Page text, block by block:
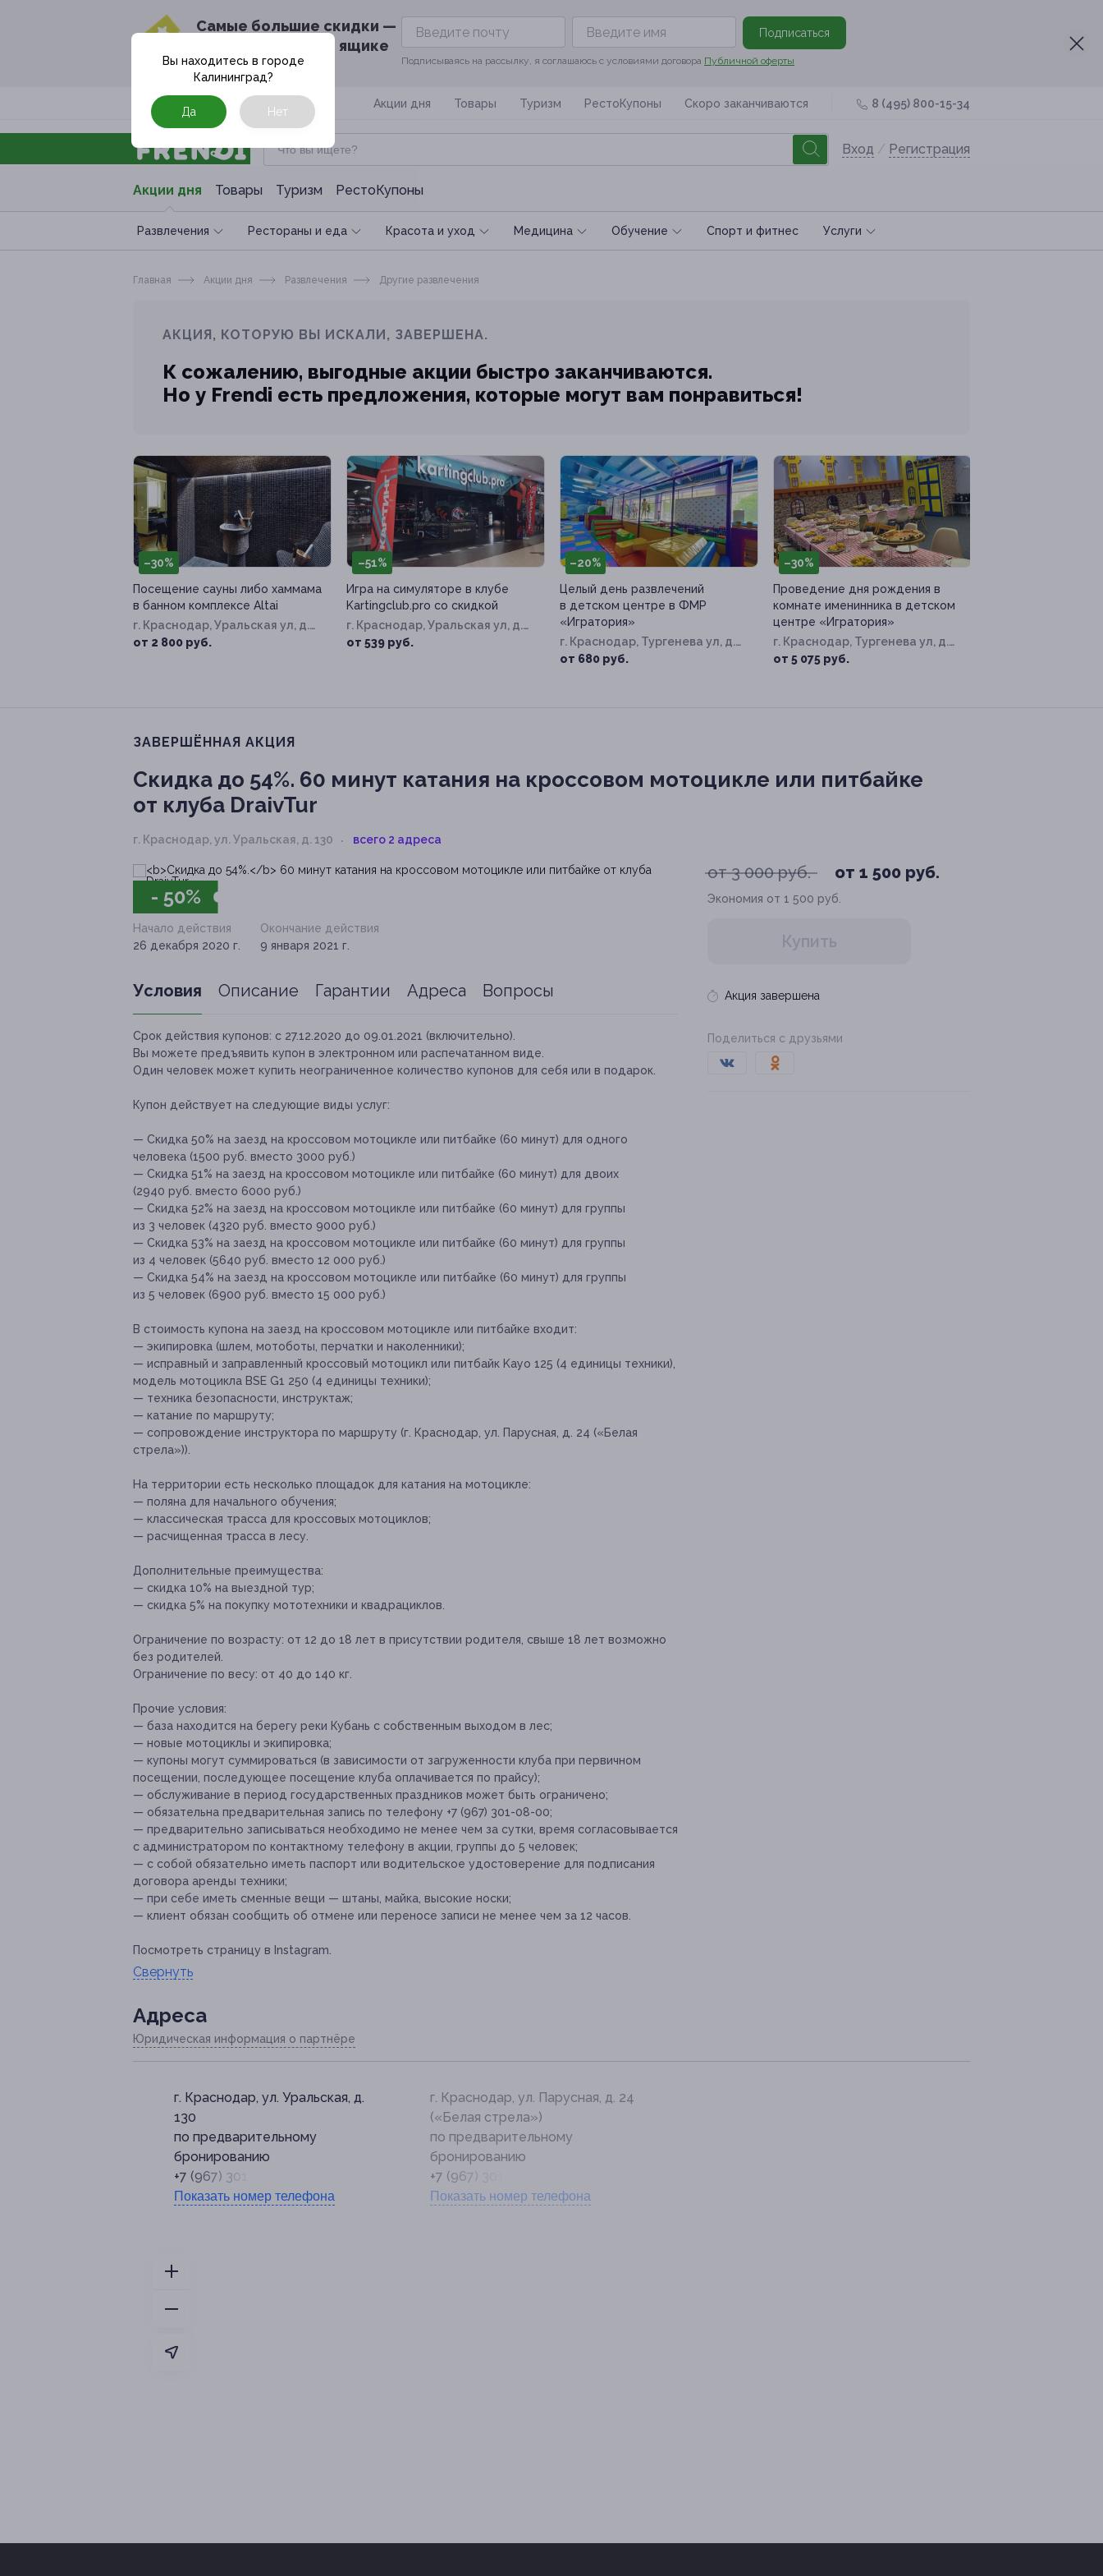
Cамые большие скидки —
в твоём почтовом ящике
Подписаться
Подписываясь на рассылку, я соглашаюсь с условиями договора Публичной оферты
Москва Акции дня Товары Туризм РестоКупоны Скоро заканчиваются 8 (495) 800-15-34
Вход / Регистрация
Акции дня Товары Туризм РестоКупоны
Развлечения Рестораны и еда Красота и уход Медицина Обучение Спoрт и фитнес Услуги
Вы находитесь в городе
Калининград?
Да Нет
Главная Акции дня Развлечения Другие развлечения
АКЦИЯ, КОТОРУЮ ВЫ ИСКАЛИ, ЗАВЕРШЕНА.
К сожалению, выгодные акции быстро заканчиваются.
Но у Frendi есть предложения, которые могут вам понравиться!
–30%
Посещение сауны либо хаммама
в банном комплексе Altai
г. Краснодар, Уральская ул, д.
68
от 2 800 руб.
–51%
Игра на симуляторе в клубе
Kartingclub.pro со скидкой
г. Краснодар, Уральская ул, д.
98/11
от 539 руб.
–20%
Целый день развлечений
в детском центре в ФМР
«Игратория»
г. Краснодар, Тургенева ул, д.
149
от 680 руб.
–30%
Проведение дня рождения в
комнате именинника в детском
центре «Игратория»
г. Краснодар, Тургенева ул, д.
149
от 5 075 руб.
ЗАВЕРШЁННАЯ АКЦИЯ
Скидка до 54%. 60 минут катания на кроссовом мотоцикле или питбайке
от клуба DraivTur
г. Краснодар, ул. Уральская, д. 130 всего 2 адреса
- 50%
от 3 000 руб. от 1 500 руб.
Экономия от 1 500 руб.
Купить
Акция завершена
Поделиться с друзьями
Начало действия
26 декабря 2020 г.
Окончание действия
9 января 2021 г.
Условия Описание Гарантии Адреса Вопросы
Срок действия купонов: с 27.12.2020 до 09.01.2021 (включительно).
Вы можете предъявить купон в электронном или распечатанном виде.
Один человек может купить неограниченное количество купонов для себя или в подарок.
Купон действует на следующие виды услуг:
— Скидка 50% на заезд на кроссовом мотоцикле или питбайке (60 минут) для одного
человека (1500 руб. вместо 3000 руб.)
— Скидка 51% на заезд на кроссовом мотоцикле или питбайке (60 минут) для двоих
(2940 руб. вместо 6000 руб.)
— Скидка 52% на заезд на кроссовом мотоцикле или питбайке (60 минут) для группы
из 3 человек (4320 руб. вместо 9000 руб.)
— Скидка 53% на заезд на кроссовом мотоцикле или питбайке (60 минут) для группы
из 4 человек (5640 руб. вместо 12 000 руб.)
— Скидка 54% на заезд на кроссовом мотоцикле или питбайке (60 минут) для группы
из 5 человек (6900 руб. вместо 15 000 руб.)
В стоимость купона на заезд на кроссовом мотоцикле или питбайке входит:
— экипировка (шлем, мотоботы, перчатки и наколенники);
— исправный и заправленный кроссовый мотоцикл или питбайк Kayo 125 (4 единицы техники),
модель мотоцикла BSE G1 250 (4 единицы техники);
— техника безопасности, инструктаж;
— катание по маршруту;
— сопровождение инструктора по маршруту (г. Краснодар, ул. Парусная, д. 24 («Белая
стрела»)).
На территории есть несколько площадок для катания на мотоцикле:
— поляна для начального обучения;
— классическая трасса для кроссовых мотоциклов;
— расчищенная трасса в лесу.
Дополнительные преимущества:
— скидка 10% на выездной тур;
— скидка 5% на покупку мототехники и квадрациклов.
Ограничение по возрасту: от 12 до 18 лет в присутствии родителя, свыше 18 лет возможно
без родителей.
Ограничение по весу: от 40 до 140 кг.
Прочие условия:
— база находится на берегу реки Кубань с собственным выходом в лес;
— новые мотоциклы и экипировка;
— купоны могут суммироваться (в зависимости от загруженности клуба при первичном
посещении, последующее посещение клуба оплачивается по прайсу);
— обслуживание в период государственных праздников может быть ограничено;
— обязательна предварительная запись по телефону +7 (967) 301-08-00;
— предварительно записываться необходимо не менее чем за сутки, время согласовывается
с администратором по контактному телефону в акции, группы до 5 человек;
— с собой обязательно иметь паспорт или водительское удостоверение для подписания
договора аренды техники;
— при себе иметь сменные вещи — штаны, майка, высокие носки;
— клиент обязан сообщить об отмене или переносе записи не менее чем за 12 часов.
Посмотреть страницу в Instagram.
Свернуть
Адресa
Юридическая информация о партнёре
г. Краснодар, ул. Уральская, д.
130
по предварительному
бронированию
+7 (967) 301-08-00
Показать номер телефона
г. Краснодар, ул. Парусная, д. 24
(«Белая стрела»)
по предварительному
бронированию
+7 (967) 301-08-00
Показать номер телефона